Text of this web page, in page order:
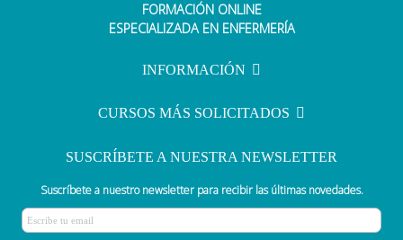
Actualizan el protocolo de accesos
enfermera
FORMACIÓN ONLINE
ESPECIALIZADA EN ENFERMERÍA
INFORMACIÓN
CURSOS MÁS SOLICITADOS
SUSCRÍBETE A NUESTRA NEWSLETTER
Suscríbete a nuestro newsletter para recibir las últimas novedades.